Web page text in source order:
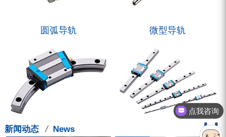
圆弧导轨 微型导轨
新闻动态 /News
点我咨询